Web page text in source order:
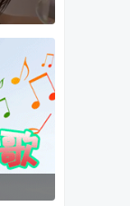
费版
速剪会员
版
面电视